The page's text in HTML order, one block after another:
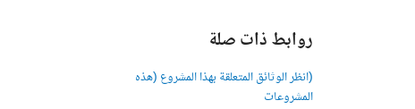
روابط ذات صلة
(انظر الوثائق المتعلقة بهذا المشروع (هذه
المشروعات